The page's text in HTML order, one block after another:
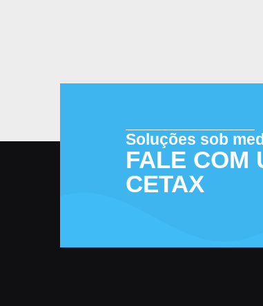
Soluções sob
FALE COM
CETAX